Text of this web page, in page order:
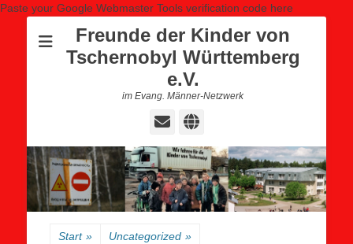
Paste your Google Webmaster Tools verification code here
Freunde der Kinder von
Tschernobyl Württemberg
e.V.
im Evang. Männer-Netzwerk
E-
Website
Start » Uncategorized »